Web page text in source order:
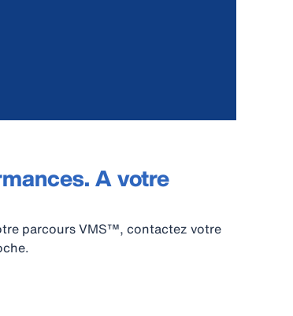
A votre
parcours VMS™, contactez votre